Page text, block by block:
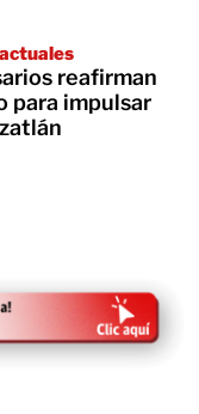
reafirman
para impulsar